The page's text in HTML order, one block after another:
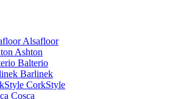
Alsafloor
Ashton
Balterio
Barlinek
CorkStyle
Cosca